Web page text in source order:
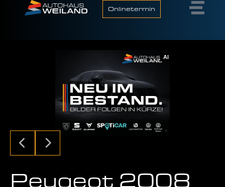
Onlinetermin
AI
Peugeot 2008